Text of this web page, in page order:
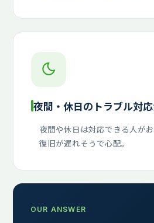
夜間・休日のトラブル対
夜間や休日は対応できる人が
復旧が遅れそうで心配。
OUR ANSWER